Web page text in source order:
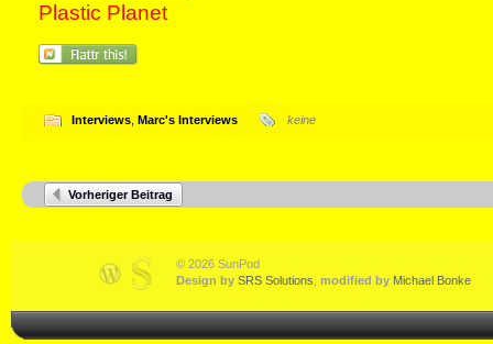
Plastic Planet
Interviews Marc's Interviews keine
Vorheriger Beitrag
© 2026 SunPod
Design by SRS Solutions modified by Michael Bonke